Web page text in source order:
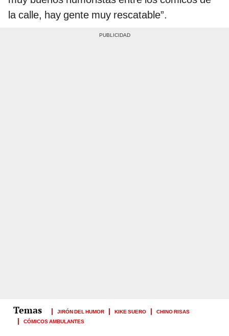
la calle, hay gente muy rescatable”.
JIRÓN DEL HUMOR KIKE SUERO
CHINO RISAS
CÓMICOS AMBULANTES